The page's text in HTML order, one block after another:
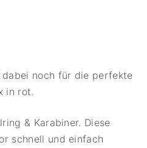
noch für die perfekte
in rot.
& Karabiner. Diese
schnell und einfach